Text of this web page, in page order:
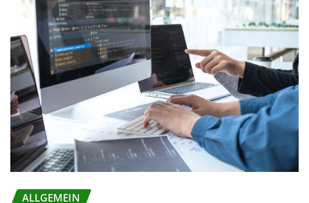
ALLGEMEIN